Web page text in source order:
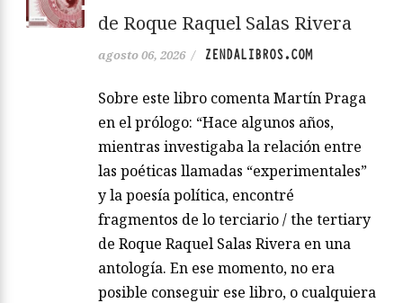
de Roque Raquel Salas Rivera
agosto 06, 2026 / ZENDALIBROS.COM
Sobre este libro comenta Martín Praga
en el prólogo: “Hace algunos años,
mientras investigaba la relación entre
las poéticas llamadas “experimentales”
y la poesía política, encontré
fragmentos de lo terciario / the tertiary
de Roque Raquel Salas Rivera en una
antología. En ese momento, no era
posible conseguir ese libro, o cualquiera